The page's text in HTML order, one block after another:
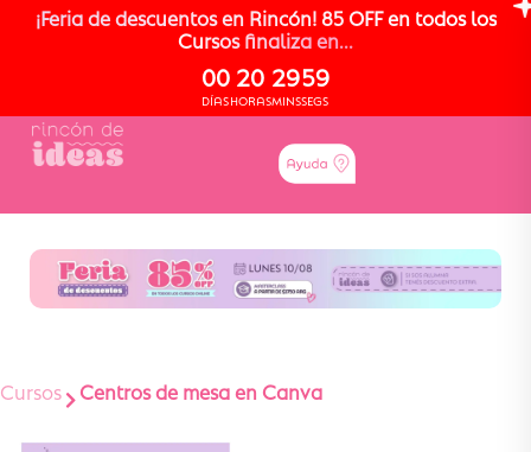
¡Feria de descuentos en Rincón! 85 OFF en todos los
Cursos finaliza en...
00
DÍAS
20
HORAS
29
MINS
58
SEGS
Cursos Centros de mesa en Canva